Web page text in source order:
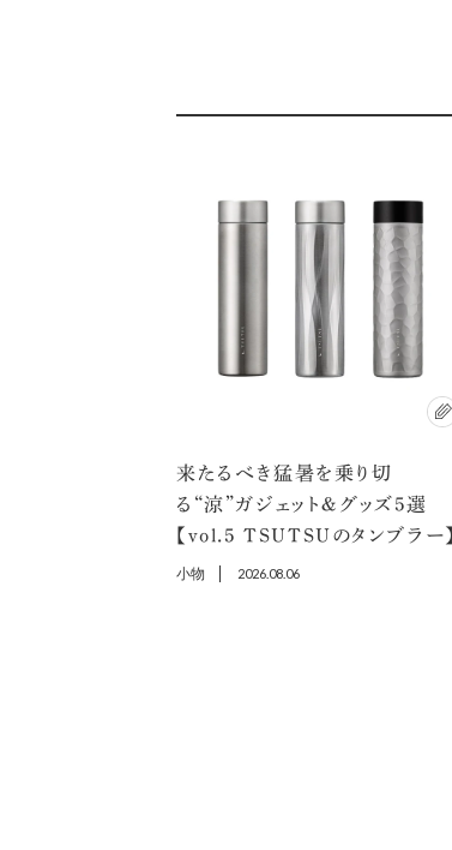
来たるべき猛暑を乗り切
る“涼”ガジェット＆グッズ5選
【vol.5 TSUTSUのタンブラー】
小物 2026.08.06